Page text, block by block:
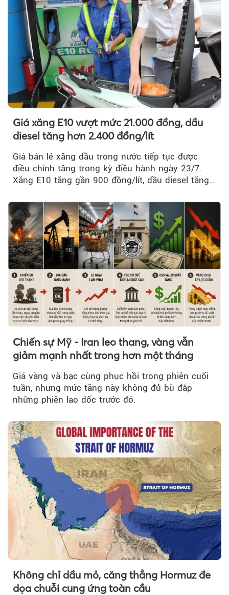
Giá xăng E10 vượt mức 21.000 đồng, dầu
diesel tăng hơn 2.400 đồng/lít
Giá bán lẻ xăng dầu trong nước tiếp tục được
điều chỉnh tăng trong kỳ điều hành ngày 23/7.
Xăng E10 tăng gần 900 đồng/lít, dầu diesel tăng
Chiến sự Mỹ - Iran leo thang, vàng vẫn
giảm mạnh nhất trong hơn một tháng
Giá vàng và bạc cùng phục hồi trong phiên cuối
tuần, nhưng mức tăng này không đủ bù đắp
những phiên lao dốc trước đó.
Không chỉ dầu mỏ, căng thẳng Hormuz đe
dọa chuỗi cung ứng toàn cầu